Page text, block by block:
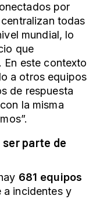
por
todas
mundial, lo
que
En este contexto
a otros equipos
de respuesta
la misma
parte de
681 equipos
a incidentes y